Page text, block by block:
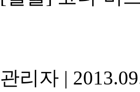
관리자 |